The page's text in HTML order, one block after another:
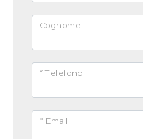
Cognome
* Telefono
* Email